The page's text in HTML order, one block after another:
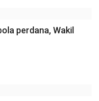
perdana, Wakil